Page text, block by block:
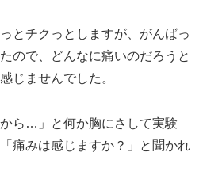
とチクっとしますが、がんばっ
ので、どんなに痛いのだろうと
じませんでした。
から…」と何か胸にさして実験
痛みは感じますか？」と聞かれ